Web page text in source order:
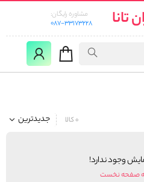
تانا
مشاوره رایگان:
087-33173228
جدیدترین 0 کالا
وجود ندارد!
صفحه نخست